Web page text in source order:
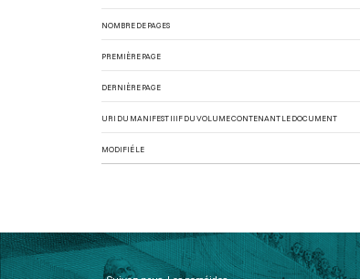
NOMBRE DE PAGES
PREMIÈRE PAGE
DERNIÈRE PAGE
URI DU MANIFEST IIIF DU VOLUME CONTENANT LE DOCUMENT
MODIFIÉ LE